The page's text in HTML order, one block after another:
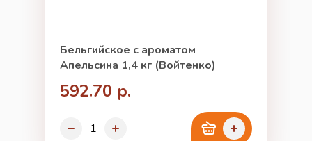
Бельгийское с ароматом
Апельсина 1,4 кг (Войтенко)
592.70 р.